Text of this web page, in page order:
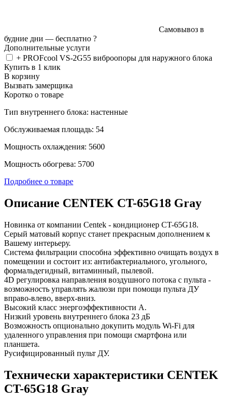
Самовывоз в
будние дни — бесплатно ?
Дополнительные услуги
+ PROFcool VS-2G55 виброопоры для наружного блока
Купить в 1 клик
В корзину
Вызвать замерщика
Коротко о товаре
Тип внутреннего блока: настенные
Обслуживаемая площадь: 54
Мощность охлаждения: 5600
Мощность обогрева: 5700
Подробнее о товаре
Описание CENTEK CT-65G18 Gray
Новинка от компании Centek - кондиционер CT-65G18.
Серый матовый корпус станет прекрасным дополнением к
Вашему интерьеру.
Система фильтрации способна эффективно очищать воздух в
помещении и состоит из: антибактериального, угольного,
формальдегидный, витаминный, пылевой.
4D регулировка направления воздушного потока с пульта -
возможность управлять жалюзи при помощи пульта ДУ
вправо-влево, вверх-вниз.
Высокий класс энергоэффективности А.
Низкий уровень внутреннего блока 23 дБ
Возможность опционально докупить модуль Wi-Fi для
удаленного управления при помощи смартфона или
планшета.
Русифицированный пульт ДУ.
Технически характеристики CENTEK
CT-65G18 Gray